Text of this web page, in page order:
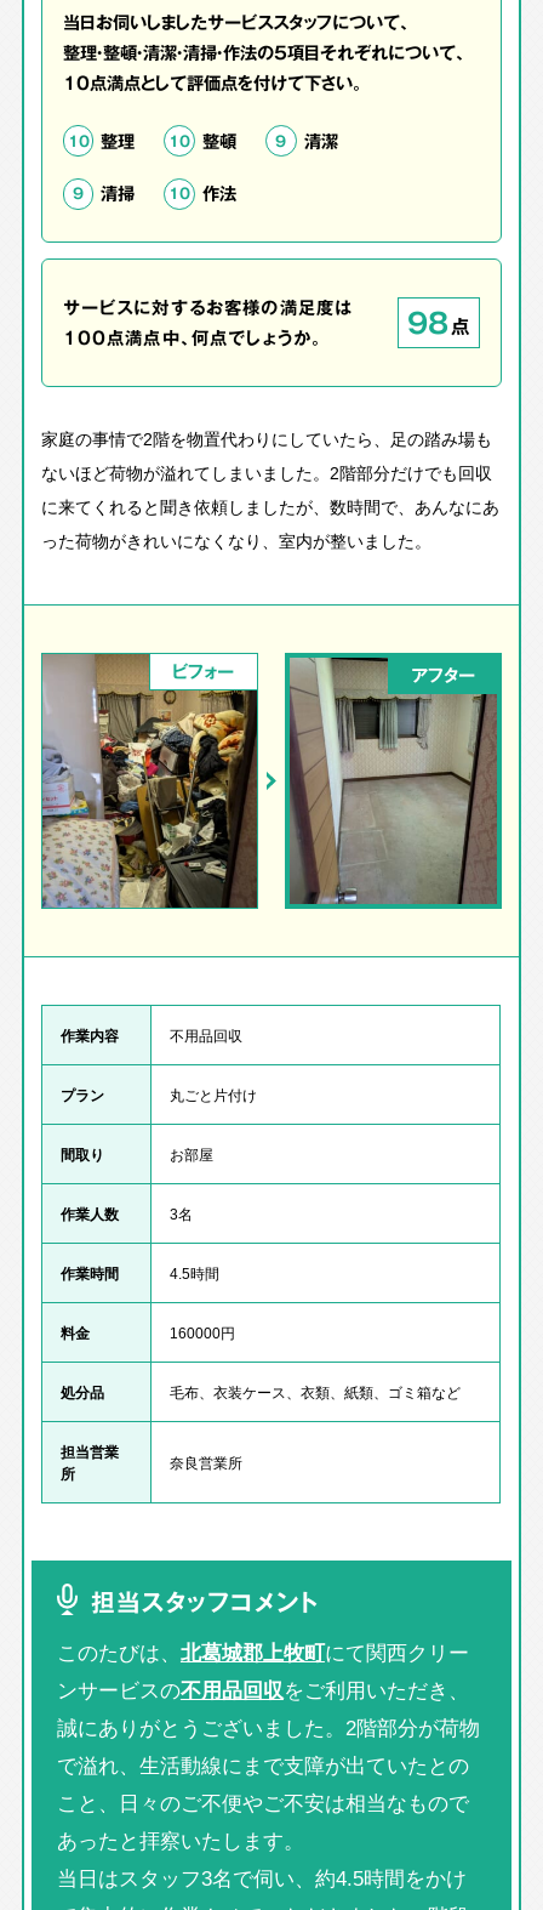
当日お伺いしましたサービススタッフについて、
整理・整頓・清潔・清掃・作法の5項目それぞれについて、
10点満点として評価点を付けて下さい。
10 整理 10 整頓 9 清潔
9 清掃 10 作法
サービスに対するお客様の満足度は
100点満点中、何点でしょうか。
98点
家庭の事情で2階を物置代わりにしていたら、足の踏み場も
ないほど荷物が溢れてしまいました。2階部分だけでも回収
に来てくれると聞き依頼しましたが、数時間で、あんなにあ
った荷物がきれいになくなり、室内が整いました。
ビフォー アフター
作業内容 不用品回収
プラン 丸ごと片付け
間取り お部屋
作業人数 3名
作業時間 4.5時間
料金 160000円
処分品 毛布、衣装ケース、衣類、紙類、ゴミ箱など
担当営業
所
奈良営業所
担当スタッフコメント
このたびは、 北葛城郡上牧町にて関西クリー
ンサービスの不用品回収をご利用いただき、
誠にありがとうございました。2階部分が荷物
で溢れ、生活動線にまで支障が出ていたとの
こと、日々のご不便やご不安は相当なもので
あったと拝察いたします。
当日はスタッフ3名で伺い、約4.5時間をかけ